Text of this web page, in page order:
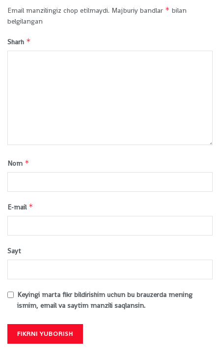
Email manzilingiz chop etilmaydi. Majburiy bandlar * bilan
belgilangan
Sharh *
Nom *
E-mail *
Sayt
Keyingi marta fikr bildirishim uchun bu brauzerda mening
ismim, email va saytim manzili saqlansin.